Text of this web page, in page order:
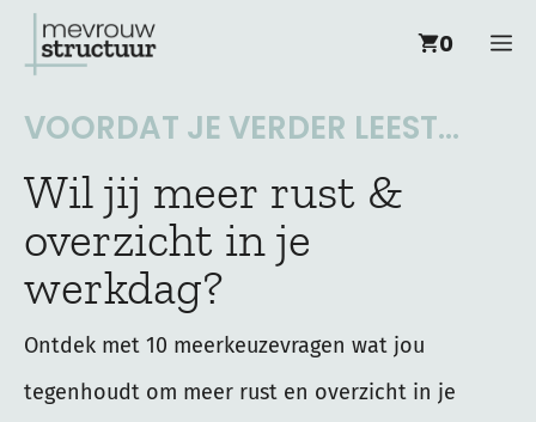
naar
0
VOORDAT JE VERDER LEEST...
Wil jij meer rust &
overzicht in je
werkdag?
Ontdek met 10 meerkeuzevragen wat jou
tegenhoudt om meer rust en overzicht in je